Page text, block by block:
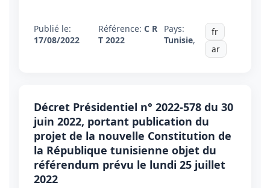
Publié le:
17/08/2022
Référence: C R
T 2022
Pays:
Tunisie,
fr
ar
Décret Présidentiel n° 2022-578 du 30
juin 2022, portant publication du
projet de la nouvelle Constitution de
la République tunisienne objet du
référendum prévu le lundi 25 juillet
2022